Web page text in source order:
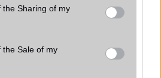
usage behaviour. You may click to
Google and its third-party tags to
purposes in below Google
the Sharing of my
the Sale of my
Globális
SmartWatch